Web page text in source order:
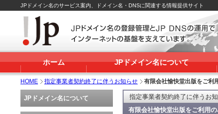
JPドメイン名のサービス案内、ドメイン名・DNSに関連する情報提供サイト
ホーム JPドメイン名について
HOME 指定事業者契約終了に伴うお知らせ 有限会社愉快堂出版をご利
指定事業者契約終了に伴うお
有限会社愉快堂出版をご利用
JPドメイン名について